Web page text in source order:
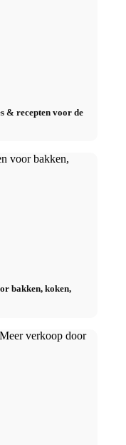
& recepten voor de
bakken, koken,